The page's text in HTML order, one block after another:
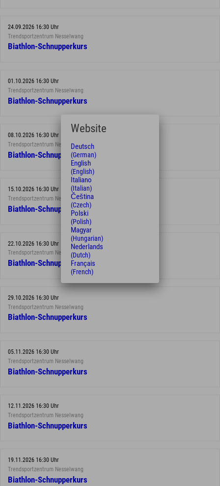
24.09.2026 16:30 Uhr
Trendsportzentrum Nesselwang
Biathlon-Schnupperkurs
01.10.2026 16:30 Uhr
Trendsportzentrum Nesselwang
Biathlon-Schnupperkurs
08.10.2026 16:30 Uhr
Trendsportzentrum Nesselwang
Biathlon-Schnupperkurs
15.10.2026 16:30 Uhr
Trendsportzentrum Nesselwang
Biathlon-Schnupperkurs
22.10.2026 16:30 Uhr
Trendsportzentrum Nesselwang
Biathlon-Schnupperkurs
29.10.2026 16:30 Uhr
Trendsportzentrum Nesselwang
Biathlon-Schnupperkurs
05.11.2026 16:30 Uhr
Trendsportzentrum Nesselwang
Biathlon-Schnupperkurs
12.11.2026 16:30 Uhr
Trendsportzentrum Nesselwang
Biathlon-Schnupperkurs
19.11.2026 16:30 Uhr
Trendsportzentrum Nesselwang
Biathlon-Schnupperkurs
Website
Deutsch
(German)
English
(English)
Italiano
(Italian)
Čeština
(Czech)
Polski
(Polish)
Magyar
(Hungarian)
Nederlands
(Dutch)
Français
(French)